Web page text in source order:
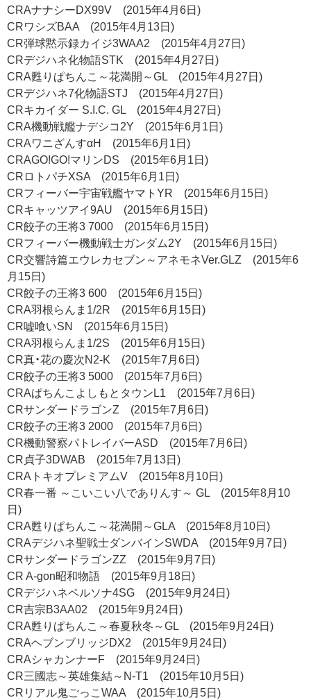
CRAナナシーDX99V (2015年4月6日)
CRワシズBAA (2015年4月13日)
CR弾球黙示録カイジ3WAA2 (2015年4月27日)
CRデジハネ化物語STK (2015年4月27日)
CRA甦りぱちんこ～花満開～GL (2015年4月27日)
CRデジハネ7化物語STJ (2015年4月27日)
CRキカイダー S.I.C. GL (2015年4月27日)
CRA機動戦艦ナデシコ2Y (2015年6月1日)
CRAワニざんすαH (2015年6月1日)
CRAGO!GO!マリンDS (2015年6月1日)
CRロトパチXSA (2015年6月1日)
CRフィーバー宇宙戦艦ヤマトYR (2015年6月15日)
CRキャッツアイ9AU (2015年6月15日)
CR餃子の王将3 7000 (2015年6月15日)
CRフィーバー機動戦士ガンダム2Y (2015年6月15日)
CR交響詩篇エウレカセブン～アネモネVer.GLZ (2015年6
月15日)
CR餃子の王将3 600 (2015年6月15日)
CRA羽根らんま1/2R (2015年6月15日)
CR嘘喰いSN (2015年6月15日)
CRA羽根らんま1/2S (2015年6月15日)
CR真・花の慶次N2-K (2015年7月6日)
CR餃子の王将3 5000 (2015年7月6日)
CRAぱちんこよしもとタウンL1 (2015年7月6日)
CRサンダードラゴンZ (2015年7月6日)
CR餃子の王将3 2000 (2015年7月6日)
CR機動警察パトレイバーASD (2015年7月6日)
CR貞子3DWAB (2015年7月13日)
CRAトキオプレミアムV (2015年8月10日)
CR春一番 ～こいこい八でありんす～ GL (2015年8月10
日)
CRA甦りぱちんこ～花満開～GLA (2015年8月10日)
CRAデジハネ聖戦士ダンバインSWDA (2015年9月7日)
CRサンダードラゴンZZ (2015年9月7日)
CR A-gon昭和物語 (2015年9月18日)
CRデジハネペルソナ4SG (2015年9月24日)
CR吉宗B3AA02 (2015年9月24日)
CRA甦りぱちんこ～春夏秋冬～GL (2015年9月24日)
CRAヘブンブリッジDX2 (2015年9月24日)
CRAシャカンナーF (2015年9月24日)
CR三國志～英雄集結～N-T1 (2015年10月5日)
CRリアル鬼ごっこWAA (2015年10月5日)